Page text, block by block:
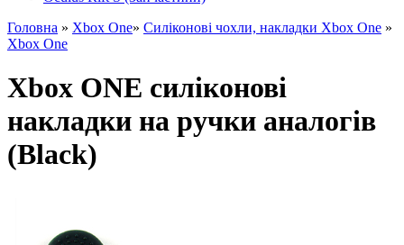
Головна » Xbox One» Силіконові чохли, накладки Xbox One »
Xbox One
Xbox ONE силіконові
накладки на ручки аналогів
(Black)